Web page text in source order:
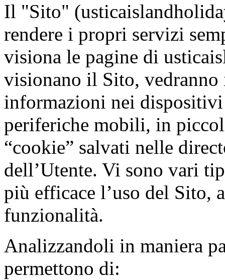
Il "Sito"
rendere i propri servizi
visiona le pagine di
visionano il Sito,
informazioni nei dispositivi
periferiche mobili, in
“cookie” salvati nelle
dell’Utente. Vi sono vari
più efficace l’uso del Sito,
funzionalità.
Analizzandoli in maniera
permettono di: